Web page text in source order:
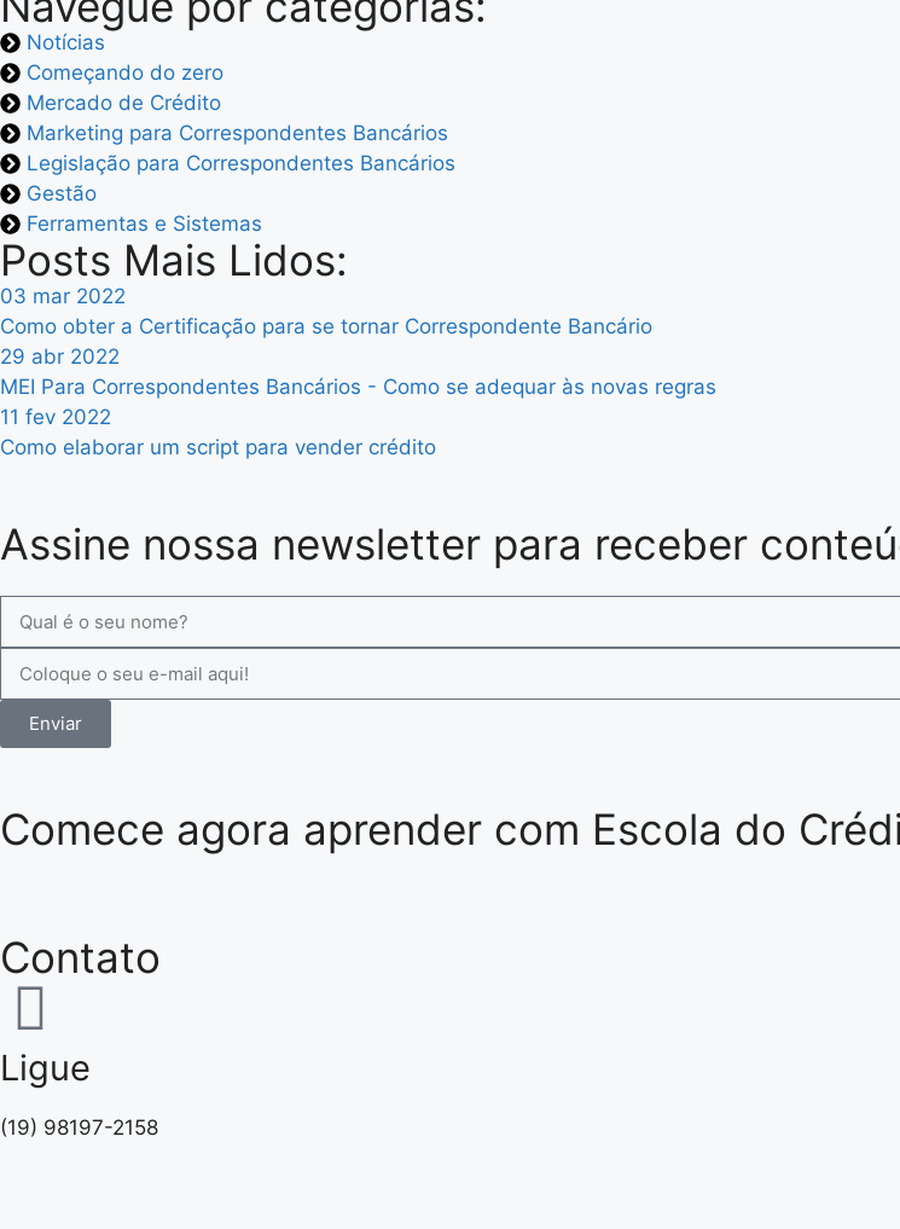
Notícias
Começando do zero
Mercado de Crédito
Marketing para Correspondentes Bancários
Legislação para Correspondentes Bancários
Gestão
Ferramentas e Sistemas
Posts Mais Lidos:
03 mar 2022
Como obter a Certificação para se tornar Correspondente Bancário
29 abr 2022
MEI Para Correspondentes Bancários - Como se adequar às novas regras
11 fev 2022
Como elaborar um script para vender crédito
Assine nossa newsletter para receber
Enviar
Comece agora aprender com Escola do
Contato
Ligue
(19) 98197-2158